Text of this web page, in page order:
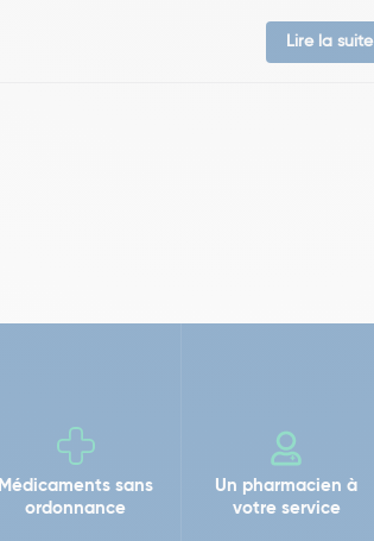
Lire la suite
Médicaments sans
ordonnance
Un pharmacien à
votre service